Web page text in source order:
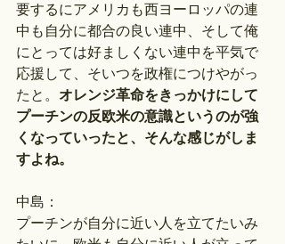
要するにアメリカも西ヨーロッパの連
中も自分に都合の良い連中、そして俺
にとっては好ましくない連中を平気で
応援して、そいつを政権につけやがっ
たと。 オレンジ革命をきっかけにして
プーチンの反欧米の意識というのが強
くなっていったと、そんな感じがしま
すよね。
中島：
プーチンが自分に近い人を立てたいみ